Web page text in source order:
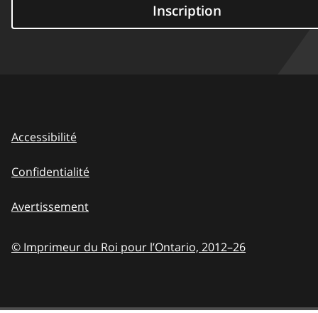
Inscription
Accessibilité
Confidentialité
Avertissement
© Imprimeur du Roi pour l’Ontario, 2012–26